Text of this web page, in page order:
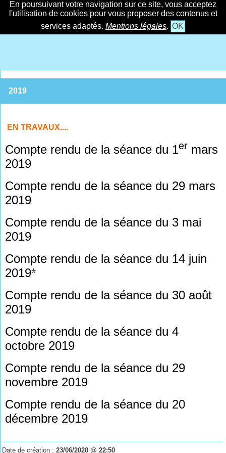
En poursuivant votre navigation sur ce site, vous acceptez
l'utilisation de cookies pour vous proposer des contenus et
services adaptés. Mentions légales. OK
2019
EN TRAVAUX....
Compte rendu de la séance du 1er mars
2019
Compte rendu de la séance du 29 mars
2019
Compte rendu de la séance du 3 mai
2019
Compte rendu de la séance du 14 juin
2019*
Compte rendu de la séance du 30 août
2019
Compte rendu de la séance du 4
octobre 2019
Compte rendu de la séance du 29
novembre 2019
Compte rendu de la séance du 20
décembre 2019
Date de création :23/06/2020 @ 22:50